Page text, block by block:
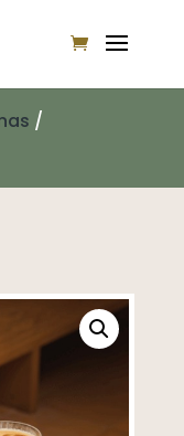
/